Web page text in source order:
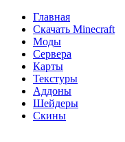
Главная
Скачать Minecraft
Моды
Сервера
Карты
Текстуры
Аддоны
Шейдеры
Скины